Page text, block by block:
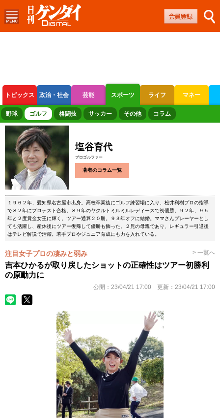
トピックス 政治・社会 芸能 スポーツ ライフ マネー
ボートレース 競輪 オートレース
野球 ゴルフ 格闘技 サッカー その他 コラム
塩谷育代
プロゴルファー
著者のコラム一覧
１９６２年、愛知県名古屋市出身。高校卒業後にゴルフ練習場に入り、松井利樹プロの指導
で８２年にプロテスト合格。８９年のヤクルトミルミルレディースで初優勝。９２年、９５
年と２度賞金女王に輝く。ツアー通算２０勝。９３年オフに結婚。ママさんプレーヤーとし
ても活躍し、産休後にツアー復帰して優勝も飾った。２児の母親であり、レギュラー引退後
はテレビ解説で活躍。若手プロやジュニア育成にも力を入れている。
注目女子プロの凄みと弱み > 一覧へ
吉本ひかるが取り戻したショットの正確性はツアー初勝利
の原動力に
公開： 23/04/21 17:00 更新： 23/04/21 17:00